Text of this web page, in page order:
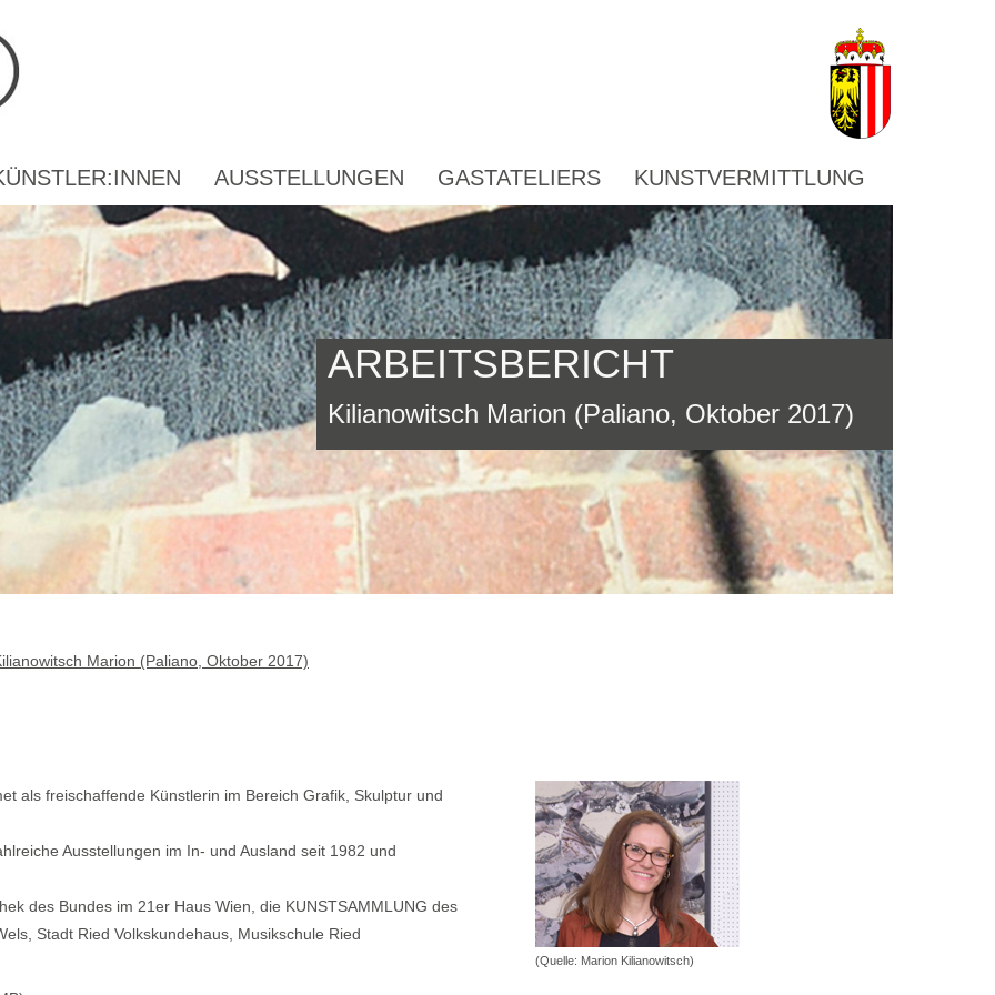
AUSSTELLUNGEN GASTATELIERS KUNSTVERMITTLUNG
ARBEITSBERICHT
Kilianowitsch Marion (Paliano, Oktober 2017)
Marion (Paliano, Oktober 2017)
als freischaffende Künstlerin im Bereich Grafik, Skulptur und
Ausstellungen im In- und Ausland seit 1982 und
des Bundes im 21er Haus Wien, die KUNSTSAMMLUNG des
Stadt Ried Volkskundehaus, Musikschule Ried
(Quelle: Marion Kilianowitsch)